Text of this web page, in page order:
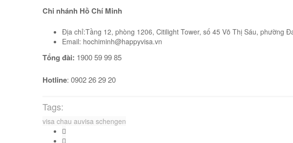
Chi nhánh Hồ Chí Minh
Địa chỉ:Tầng 12, phòng 1206, Citilight Tower, số 45 Võ Thị Sáu, phường
Email: hochiminh@happyvisa.vn
Tổng đài: 1900 59 99 85
Hotline: 0902 26 29 20
Tags:
visa chau auvisa schengen